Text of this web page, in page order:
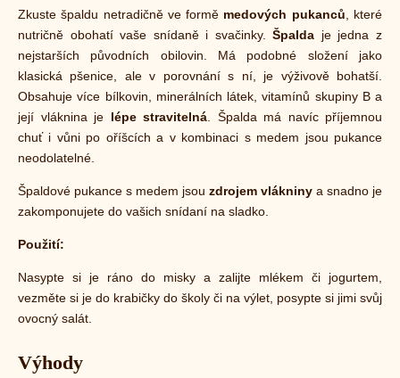
Zkuste špaldu netradičně ve formě medových pukanců , které
nutričně obohatí vaše snídaně i svačinky.
Špalda je jedna z
nejstarších původních obilovin. Má podobné složení jako
klasická pšenice, ale v porovnání s ní, je výživově bohatší.
Obsahuje více bílkovin, minerálních látek, vitamínů skupiny B a
její vláknina je lépe stravitelná . Špalda má navíc příjemnou
chuť i vůni po oříšcích a v kombinaci s medem jsou pukance
neodolatelné.
Špaldové pukance s medem jsou zdrojem vlákniny a snadno je
zakomponujete do vašich snídaní na sladko.
Použití:
Nasypte si je ráno do misky a zalijte mlékem či jogurtem,
vezměte si je do krabičky do školy či na výlet, posypte si jimi svůj
ovocný salát.
Výhody